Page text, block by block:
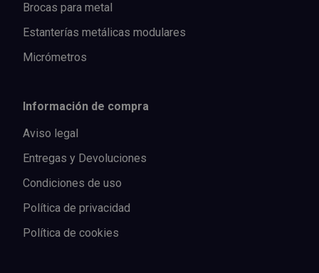
Brocas para metal
Estanterías metálicas modulares
Micrómetros
Información de compra
Aviso legal
Entregas y Devoluciones
Condiciones de uso
Política de privacidad
Política de cookies